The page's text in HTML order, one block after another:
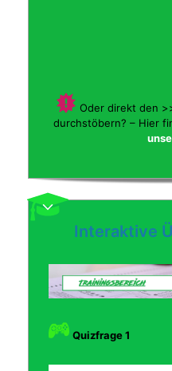
Oder direkt den
durchstöbern? – Hier
Interaktive
Quizfrage 1